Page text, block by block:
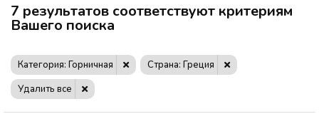
7 результатов соответствуют критериям
Вашего поиска
Категория: Горничная
Страна: Греция
Удалить все